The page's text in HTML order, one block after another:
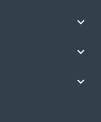


